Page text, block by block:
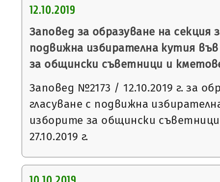
12.10.2019
Заповед за образуване на секция
подвижна избирателна кутия
за общински съветници и кметове
Заповед №2173 / 12.10.2019 г. за
гласуване с подвижна
изборите за общински
27.10.2019 г.